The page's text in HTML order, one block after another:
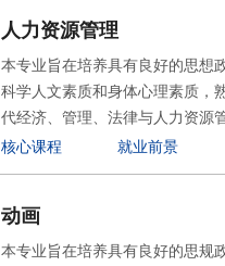
与管理的高素质应用型人才。
人力资源管理
本专业旨在培养具有良好的思想
科学人文素质和身体心理素质，
代经济、管理、法律与人力资源
的基本理论、基本知识和基本技
府部门从事人力资源管理的高素
才
核心课程 就业前景
动画
本专业旨在培养具有良好的思规